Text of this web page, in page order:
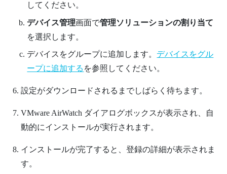
してください。
デバイス管理画面で管理ソリューションの割り当て
を選択します。
デバイスをグループに追加します。 デバイスをグル
ープに追加する を参照してください。
設定がダウンロードされるまでしばらく待ちます。
VMware AirWatch ダイアログボックスが表示され、自
動的にインストールが実行されます。
インストールが完了すると、登録の詳細が表示されま
す。